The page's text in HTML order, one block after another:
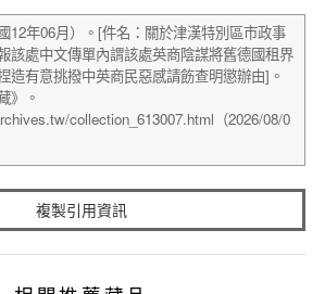
複製引用資訊